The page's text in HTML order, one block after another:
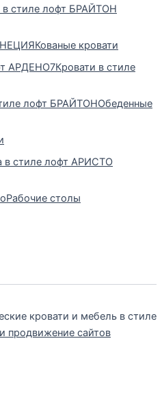
Кованые кровати
Кровати в стиле
Обеденные
Рабочие столы
кровати и мебель в стиле
продвижение сайтов